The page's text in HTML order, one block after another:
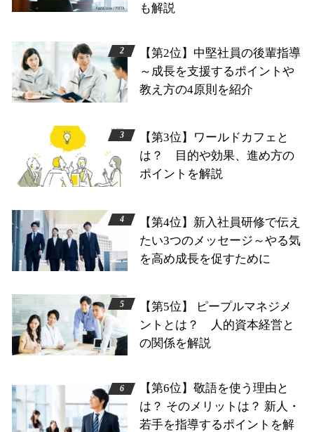
も解説
【第2位】中堅社員の後輩指導
～成長を支援するポイントや
教え方の4原則を紹介
【第3位】ワールドカフェと
は？ 目的や効果、進め方の
ポイントを解説
【第4位】新入社員研修で伝え
たい3つのメッセージ～やる気
を高め成長を促すために
【第5位】 ピープルマネジメ
ントとは？ 人的資本経営と
の関係を解説
【第6位】敬語を使う理由と
は？ そのメリットは？ 新人・
若手を指導するポイントを解